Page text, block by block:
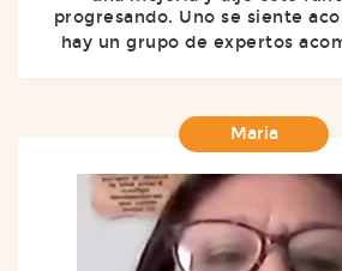
progresando. Uno se siente
hay un grupo de expertos
Maria